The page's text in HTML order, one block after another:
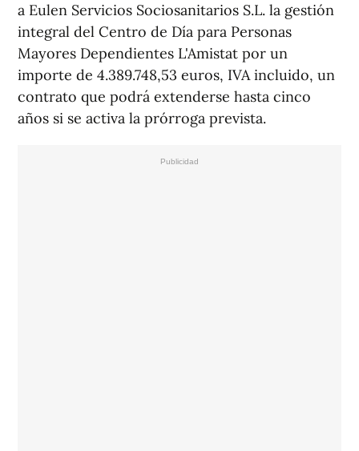
a Eulen Servicios Sociosanitarios S.L. la gestión
integral del Centro de Día para Personas
Mayores Dependientes L'Amistat por un
importe de 4.389.748,53 euros, IVA incluido, un
contrato que podrá extenderse hasta cinco
años si se activa la prórroga prevista.